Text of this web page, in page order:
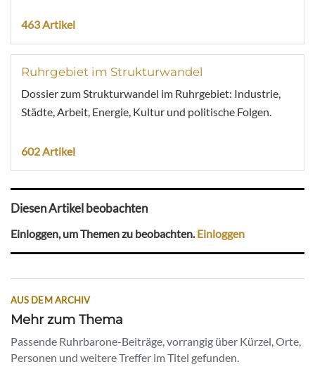
463 Artikel
Ruhrgebiet im Strukturwandel
Dossier zum Strukturwandel im Ruhrgebiet: Industrie,
Städte, Arbeit, Energie, Kultur und politische Folgen.
602 Artikel
Diesen Artikel beobachten
Einloggen, um Themen zu beobachten.Einloggen
AUS DEM ARCHIV
Mehr zum Thema
Passende Ruhrbarone-Beiträge, vorrangig über Kürzel, Orte,
Personen und weitere Treffer im Titel gefunden.